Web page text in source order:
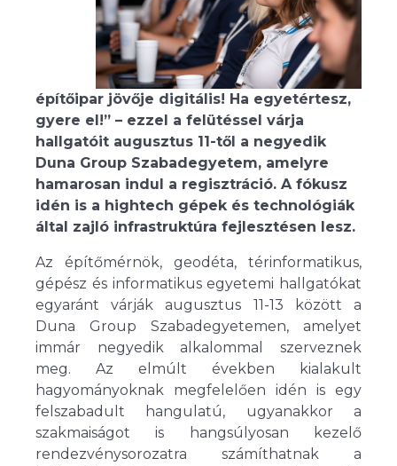
építőipar jövője digitális! Ha egyetértesz,
gyere el!” – ezzel a felütéssel várja
hallgatóit augusztus 11-től a negyedik
Duna Group Szabadegyetem, amelyre
hamarosan indul a regisztráció. A fókusz
idén is a hightech gépek és technológiák
által zajló infrastruktúra fejlesztésen lesz.
Az építőmérnök, geodéta, térinformatikus,
gépész és informatikus egyetemi hallgatókat
egyaránt várják augusztus 11-13 között a
Duna Group Szabadegyetemen, amelyet
immár negyedik alkalommal szerveznek
meg. Az elmúlt években kialakult
hagyományoknak megfelelően idén is egy
felszabadult hangulatú, ugyanakkor a
szakmaiságot is hangsúlyosan kezelő
rendezvénysorozatra számíthatnak a